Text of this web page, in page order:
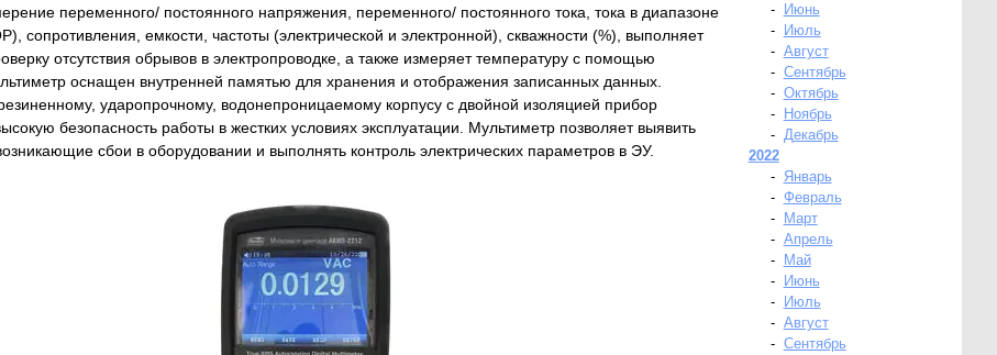
переменного/ постоянного напряжения, переменного/ постоянного тока, тока в диапазоне
сопротивления, емкости, частоты (электрической и электронной), скважности (%), выполняет
отсутствия обрывов в электропроводке, а также измеряет температуру с помощью
оснащен внутренней памятью для хранения и отображения записанных данных.
ударопрочному, водонепроницаемому корпусу с двойной изоляцией прибор
безопасность работы в жестких условиях эксплуатации. Мультиметр позволяет выявить
сбои в оборудовании и выполнять контроль электрических параметров в ЭУ.
-
Июнь
-
Июль
- Август
- Сентябрь
- Октябрь
-
Ноябрь
- Декабрь
2022
-
Январь
- Февраль
-
Март
- Апрель
-
Май
-
Июнь
-
Июль
- Август
- Сентябрь